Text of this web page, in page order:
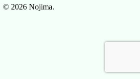
© 2026 Nojima.